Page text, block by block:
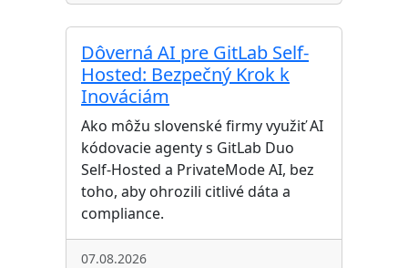
Dôverná AI pre GitLab Self-
Hosted: Bezpečný Krok k
Inováciám
Ako môžu slovenské firmy využiť AI
kódovacie agenty s GitLab Duo
Self-Hosted a PrivateMode AI, bez
toho, aby ohrozili citlivé dáta a
compliance.
07.08.2026